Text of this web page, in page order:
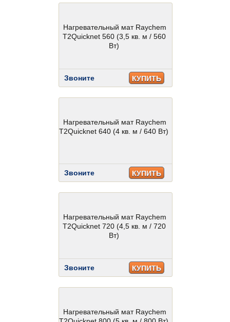
Нагревательный мат Raychem
T2Quicknet 560 (3,5 кв. м / 560
Вт)
Звоните КУПИТЬ
Нагревательный мат Raychem
T2Quicknet 640 (4 кв. м / 640 Вт)
Звоните КУПИТЬ
Нагревательный мат Raychem
T2Quicknet 720 (4,5 кв. м / 720
Вт)
Звоните КУПИТЬ
Нагревательный мат Raychem